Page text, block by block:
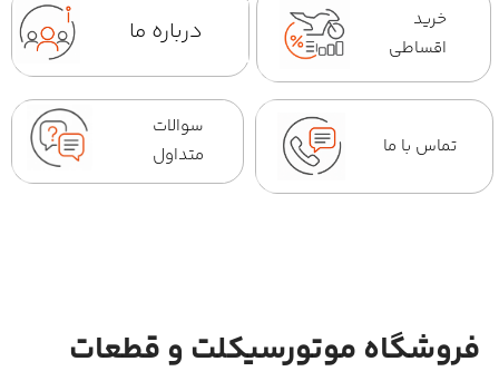
خرید
اقساطی
درباره ما
تماس با ما
سوالات
متداول
فروشگاه موتورسیکلت و قطعات